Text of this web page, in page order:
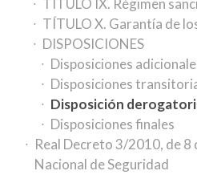
TÍTULO IX. Régimen
TÍTULO X. Garantía de
DISPOSICIONES
Disposiciones
Disposiciones
Disposición
Disposiciones finales
Real Decreto 3/2010, de 8
Nacional de Seguridad